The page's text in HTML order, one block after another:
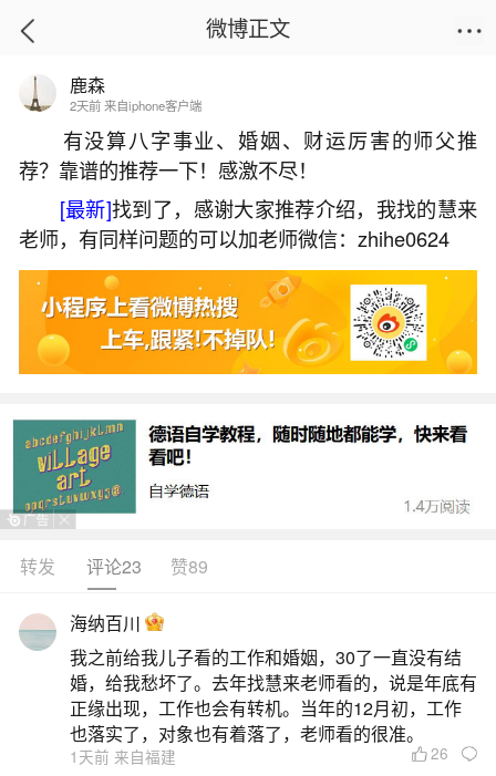
首页
猴年生的人2026年运程如何？
2026-07-07 09:21:04 9 8 赞
生活中像猴年生的人2026年运程如何？都是很
常见的问题，但是小问题不注意可能会引起大麻
烦，下面就这个问题给大家做一些解读：
1、猴今年运势2026年运势如何
财运方面，正财稳中有升，偏财需谨慎。网易
微博正文
鹿森
2天前 来自iphone客户端
有没算八字事业、婚姻、财运厉害的师父推
荐？靠谱的推荐一下！感激不尽！
[最新]找到了，感谢大家推荐介绍，我找的慧来
老师，有同样问题的可以加老师微信：zhihe0624
转发 评论23 赞89
海纳百川
我之前给我儿子看的工作和婚姻，30了一直没有结
婚，给我愁坏了。去年找慧来老师看的，说是年底有
正缘出现，工作也会有转机。当年的12月初，工作
也落实了，对象也有着落了，老师看的很准。
1天前 来自福建 26